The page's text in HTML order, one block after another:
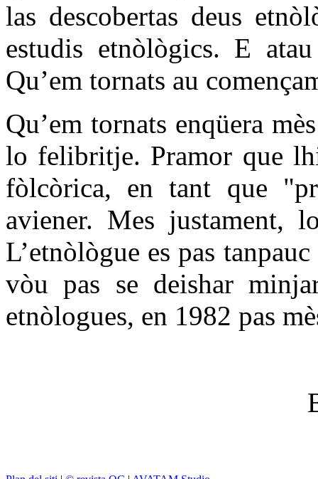
las descobertas deus
estudis etnòlògics. E
Qu’em tornats au
Qu’em tornats enqüera
lo felibritje. Pramor que
fòlcòrica, en tant que
aviener. Mes justament,
L’etnòlògue es pas
vòu pas se deishar
etnòlogues, en 1982 pas